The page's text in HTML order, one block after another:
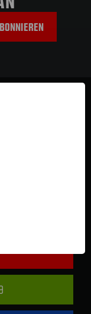
Fragen,
klicken.